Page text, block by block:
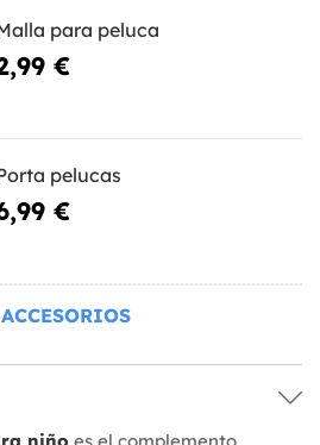
para peluca
€
pelucas
€
ACCESORIOS